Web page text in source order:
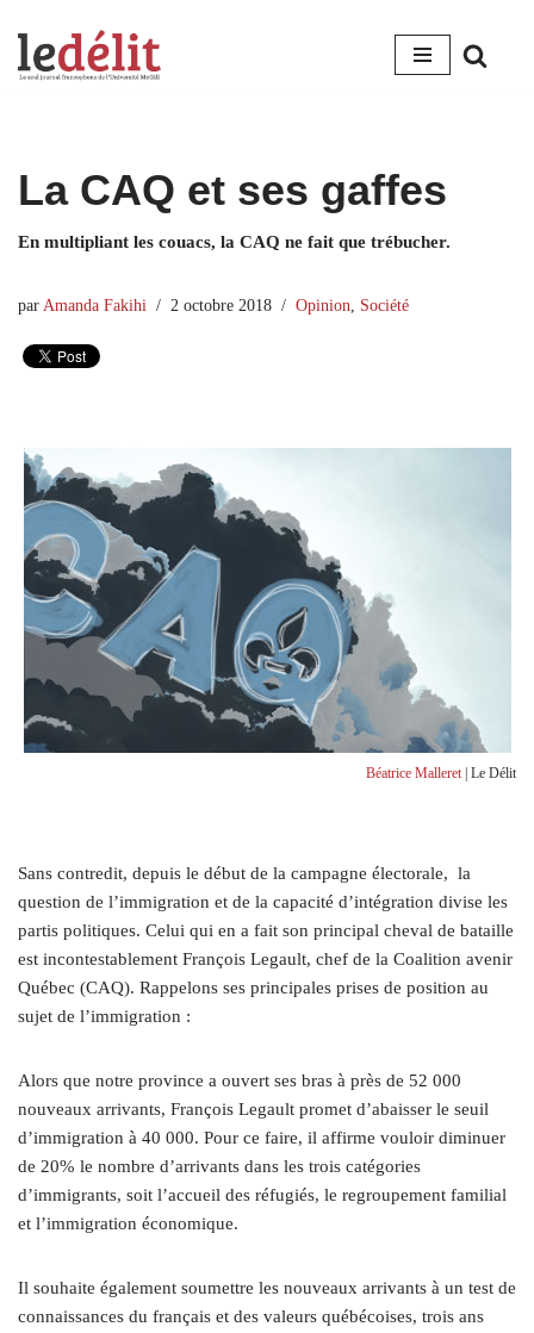
Aller
La CAQ et ses gaffes
En multipliant les couacs, la CAQ ne fait que trébucher.
par Amanda Fakihi 2 octobre 2018 Opinion Société
Béatrice Malleret | Le Délit
Sans contredit, depuis le début de la campagne électorale, la
question de l’immigration et de la capacité d’intégration divise les
partis politiques. Celui qui en a fait son principal cheval de bataille
est incontestablement François Legault, chef de la Coalition avenir
Québec (CAQ). Rappelons ses principales prises de position au
sujet de l’immigration :
Alors que notre province a ouvert ses bras à près de 52 000
nouveaux arrivants, François Legault promet d’abaisser le seuil
d’immigration à 40 000. Pour ce faire, il affirme vouloir diminuer
de 20% le nombre d’arrivants dans les trois catégories
d’immigrants, soit l’accueil des réfugiés, le regroupement familial
et l’immigration économique.
Il souhaite également soumettre les nouveaux arrivants à un test de
connaissances du français et des valeurs québécoises, trois ans